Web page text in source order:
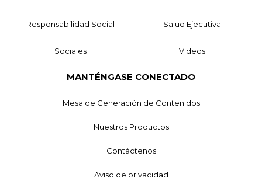
Responsabilidad Social Salud Ejecutiva
Sociales Videos
MANTÉNGASE CONECTADO
Mesa de Generación de Contenidos
Nuestros Productos
Contáctenos
Aviso de privacidad